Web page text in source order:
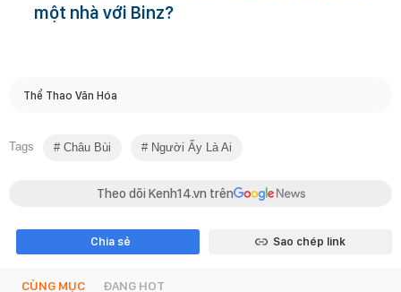
một nhà với Binz?
Thể Thao Văn Hóa
Tags Châu Bùi Người Ấy Là Ai
Theo dõi Kenh14.vn trên
Chia sẻ Sao chép link
CÙNG MỤC ĐANG HOT